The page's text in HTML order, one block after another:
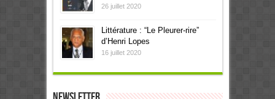
26 juillet 2020
Littérature : “Le Pleurer-rire”
d’Henri Lopes
16 juillet 2020